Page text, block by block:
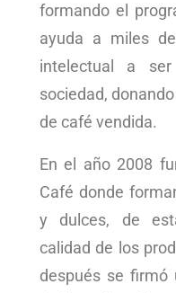
formando el
ayuda a miles
intelectual a
sociedad,
de café vendida.
En el año 2008
Café donde
y dulces, de
calidad de los
después se firmó